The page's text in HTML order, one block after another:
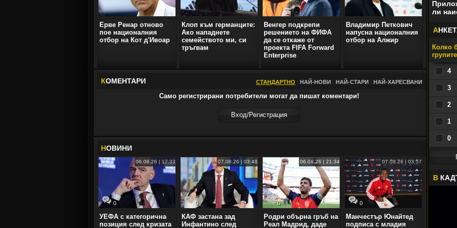
Ерве Ренар отново
пое националния
отбор на Кот д'Ивоар
Клоп към германците:
Ако нападнете
семейството ми, си
тръгвам
Венгер подкрепи
решението на ФИФА
да се откаже от
проекта FIFA Forward
Enterprise
Владимир Петкович
напусна националния
отбор на Алжир
КОМЕНТАРИ СТАНДАРТНО НАЙ-НОВИ НАЙ-СТАРИ НАЙ-ХАРЕСВАНИ
Само регистрирани потребители могат да пишат коментари!
Вход/Регистрaция
НОВИНИ
0
06.08.26 | 17:33
УЕФА с категорична
позиция след кризата
0
07.08.26 | 03:48
КАФ застана зад
Инфантино след
0
06.08.26 | 21:34
Родри обърна гръб на
Реал Мадрид, даде
0
07.08.26 | 03:57
Манчестър Юнайтед
подписа с младия
ли
А
Колко
4
3
2
1
0
В